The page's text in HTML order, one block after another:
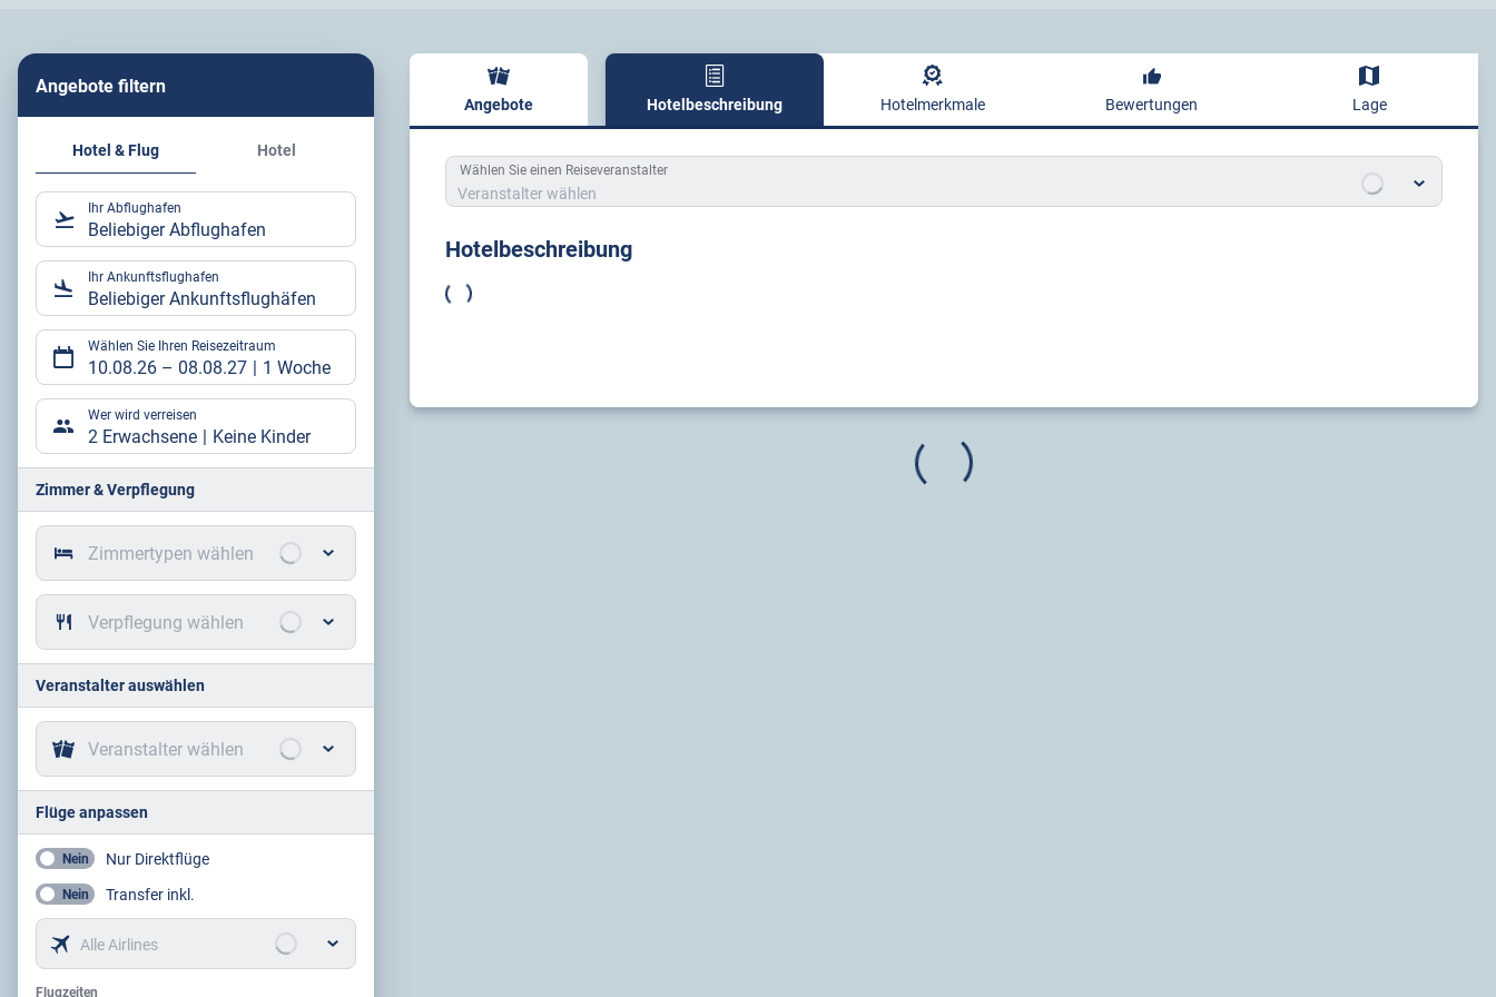
Angebote filtern
Hotel & Flug Hotel
Ihr Abflughafen
Beliebiger Abflughafen
Ihr Ankunftsflughafen
Beliebiger Ankunftsflughäfen
Wählen Sie Ihren Reisezeitraum
10.08.26 – 08.08.27 1 Woche
Wer wird verreisen
2 Erwachsene Keine Kinder
Zimmer & Verpflegung
Zimmertypen wählen
Verpflegung wählen
Veranstalter auswählen
Veranstalter wählen
Flüge anpassen
Nein Nur Direktflüge
Nein Transfer inkl.
Alle Airlines
Flugzeiten
Flugzeiten
Angebote Hotelbeschreibung Hotelmerkmale Bewertungen Lage
Hotelbeschreibung
Wählen Sie einen Reiseveranstalter
Veranstalter wählen
Hotelbeschreibung